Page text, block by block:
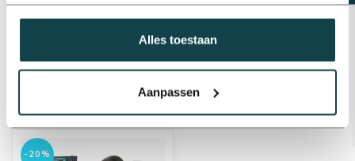
Alles toestaan
Aanpassen
Advies nodig van de beregeningsspecialist?
info@onlineberegening.nlof bel+31 488 -
-20%